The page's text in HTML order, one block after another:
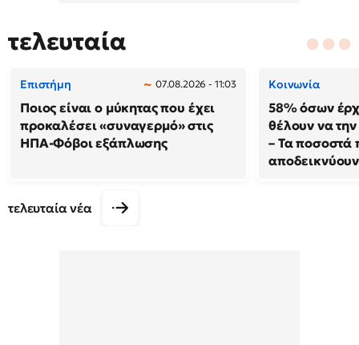
τελευταία
Επιστήμη 07.08.2026 - 11:03
Ποιος είναι ο μύκητας που έχει
προκαλέσει «συναγερμό» στις
ΗΠΑ-Φόβοι εξάπλωσης
Κοινωνία
58% όσων
θέλουν να
– Τα ποσοστά
αποδεικνύουν
τελευταία νέα